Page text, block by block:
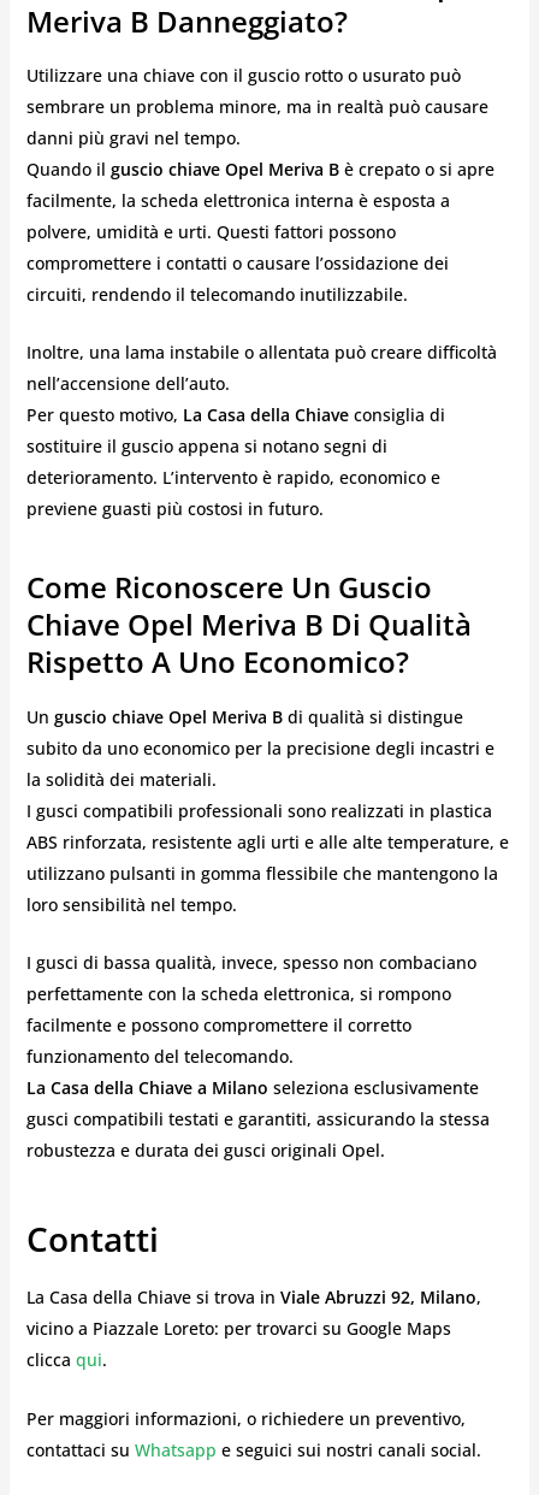
Meriva B Danneggiato?
Utilizzare una chiave con il guscio rotto o usurato può
sembrare un problema minore, ma in realtà può causare
danni più gravi nel tempo.
Quando il guscio chiave Opel Meriva Bè crepato o si apre
facilmente, la scheda elettronica interna è esposta a
polvere, umidità e urti. Questi fattori possono
compromettere i contatti o causare l’ossidazione dei
circuiti, rendendo il telecomando inutilizzabile.
Inoltre, una lama instabile o allentata può creare difficoltà
nell’accensione dell’auto.
Per questo motivo, La Casa della Chiaveconsiglia di
sostituire il guscio appena si notano segni di
deterioramento. L’intervento è rapido, economico e
previene guasti più costosi in futuro.
Come Riconoscere Un Guscio
Chiave Opel Meriva B Di Qualità
Rispetto A Uno Economico?
Un guscio chiave Opel Meriva Bdi qualità si distingue
subito da uno economico per la precisione degli incastri e
la solidità dei materiali.
I gusci compatibili professionali sono realizzati in plastica
ABS rinforzata, resistente agli urti e alle alte temperature, e
utilizzano pulsanti in gomma flessibile che mantengono la
loro sensibilità nel tempo.
I gusci di bassa qualità, invece, spesso non combaciano
perfettamente con la scheda elettronica, si rompono
facilmente e possono compromettere il corretto
funzionamento del telecomando.
La Casa della Chiave a Milano seleziona esclusivamente
gusci compatibili testati e garantiti, assicurando la stessa
robustezza e durata dei gusci originali Opel.
Contatti
La Casa della Chiave si trova in Viale Abruzzi 92, Milano,
vicino a Piazzale Loreto: per trovarci su Google Maps
clicca qui.
Per maggiori informazioni, o richiedere un preventivo,
contattaci su Whatsapp e seguici sui nostri canali social.